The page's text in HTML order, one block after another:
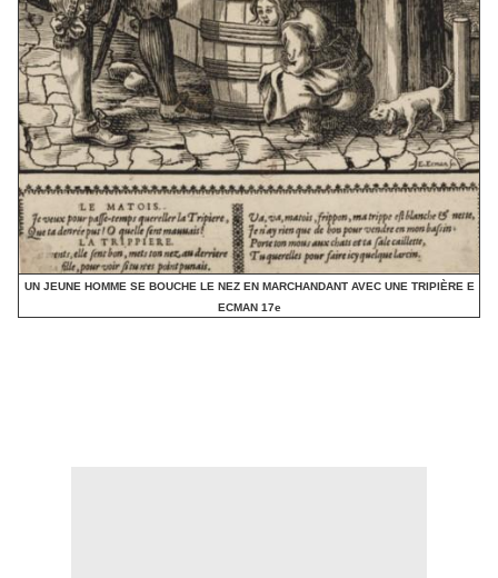
UN JEUNE HOMME SE BOUCHE LE NEZ EN MARCHANDANT AVEC UNE TRIPIÈRE E
ECMAN 17e